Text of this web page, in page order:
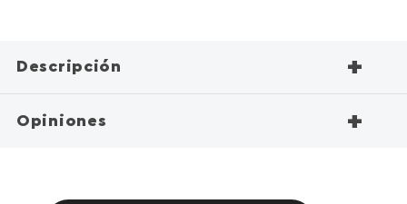
Descripción +
Opiniones +